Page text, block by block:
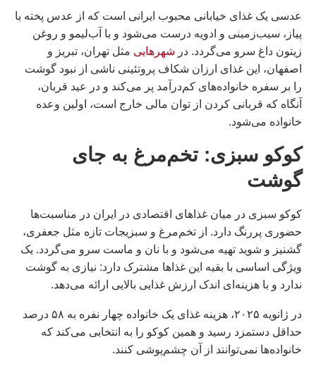
عدسی یک غذای خیابانی محبوب ایرانی است که از عدس پخته با
پیاز، سیب‌زمینی و ادویه درست می‌شود و با آب‌لیمو و روغن
زیتون داغ سرو می‌گردد. در شهرهایی مثل تهران، تبریز و
اصفهان، این غذای ارزان شکاف پروتئینی ناشی از نبود گوشت
را بر سفره خانواده‌های کم‌درآمد پر می‌کند و در عید قربان،
آنگاه که قربانی کردن از توان مالی خارج است، اولین وعده
خانواده می‌شود.
کوکو سبزی: تخم‌مرغ به جای
گوشت
کوکو سبزی در میان غذاهای اقتصادی در ایران در مناسبت‌ها
حضوری پررنگ دارد. از تخم‌مرغ و سبزیجات تازه مثل جعفری،
گشنیز و شوید تهیه می‌شود و با نان و ماست سرو می‌گردد. یک
ویژگی اساسی با بقیه این غذاها مشترک دارد: نیازی به گوشت
ندارد و با هزینه‌ای اندک ارزش غذایی بالایی ارائه می‌دهد.
در ژانویه ۲۰۲۵، هزینه غذای یک خانواده چهار نفره به ۵۸ درصد
حداقل دستمزد رسید و همین کوکو را به انتخابی می‌کند که
خانواده‌ها نمی‌توانند از آن چشم‌پوشی کنند.